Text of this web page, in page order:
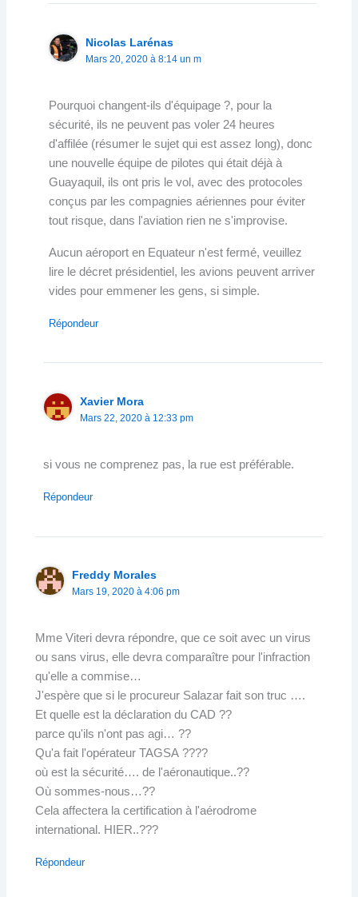
Nicolas Larénas
Mars 20, 2020 à 8:14 un m
Pourquoi changent-ils d'équipage ?, pour la
sécurité, ils ne peuvent pas voler 24 heures
d'affilée (résumer le sujet qui est assez long), donc
une nouvelle équipe de pilotes qui était déjà à
Guayaquil, ils ont pris le vol, avec des protocoles
conçus par les compagnies aériennes pour éviter
tout risque, dans l'aviation rien ne s'improvise.
Aucun aéroport en Equateur n'est fermé, veuillez
lire le décret présidentiel, les avions peuvent arriver
vides pour emmener les gens, si simple.
Répondeur
Xavier Mora
Mars 22, 2020 à 12:33 pm
si vous ne comprenez pas, la rue est préférable.
Répondeur
Freddy Morales
Mars 19, 2020 à 4:06 pm
Mme Viteri devra répondre, que ce soit avec un virus
ou sans virus, elle devra comparaître pour l'infraction
qu'elle a commise…
J'espère que si le procureur Salazar fait son truc ….
Et quelle est la déclaration du CAD ??
parce qu'ils n'ont pas agi… ??
Qu'a fait l'opérateur TAGSA ????
où est la sécurité…. de l'aéronautique..??
Où sommes-nous…??
Cela affectera la certification à l'aérodrome
international. HIER..???
Répondeur